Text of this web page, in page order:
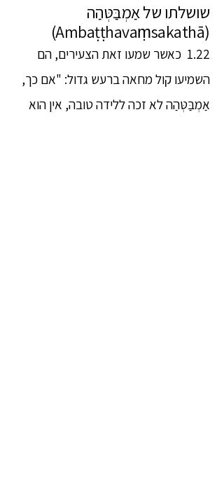
שושלתו של אַמְבַּטְּהַה
(Ambaṭṭhavaṃsakathā)
1.22 כאשר שמעו זאת הצעירים, הם
השמיעו קול מחאה ברעש גדול: "אם כך,
אַמְבַּטְּהַה לא זכה ללידה טובה, אין הוא